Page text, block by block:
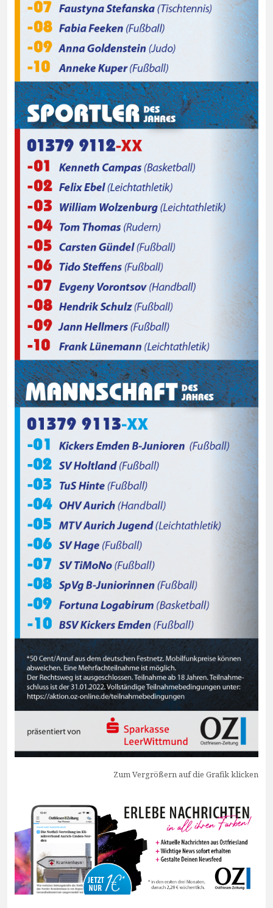
Zum Vergrößern auf die Grafik klicken